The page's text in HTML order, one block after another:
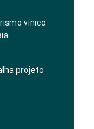
vínico
projeto